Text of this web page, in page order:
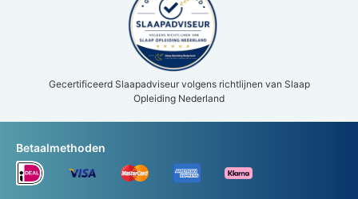
Gecertificeerd Slaapadviseur volgens richtlijnen van Slaap
Opleiding Nederland
Betaalmethoden